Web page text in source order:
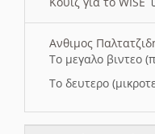
Ανθιμος
Το μεγαλο βιντεο
Το δευτερο